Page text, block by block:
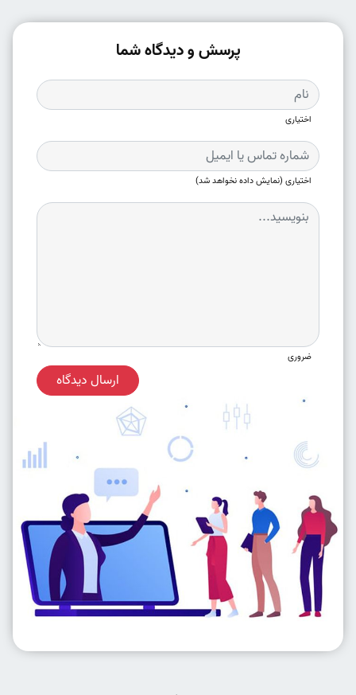
پرسش و دیدگاه شما
اختیاری
اختیاری (نمایش داده نخواهد شد)
ضروری
ارسال دیدگاه